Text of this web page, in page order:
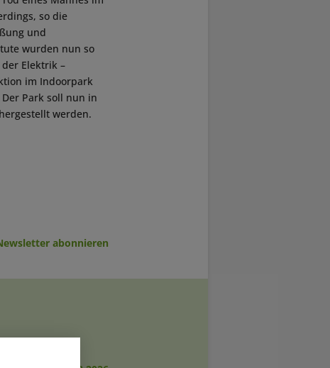
so die
und
wurden nun so
Elektrik –
im Indoorpark
Park soll nun in
werden.
abonnieren